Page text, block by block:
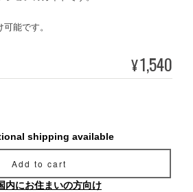
能です。
¥1,540
shipping available
Add to cart
内にお住まいの方向け